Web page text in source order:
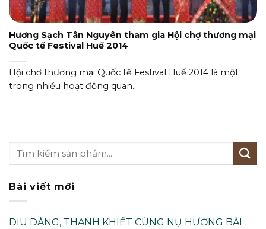
Hương Sạch Tân Nguyên tham gia Hội chợ thương mại
Quốc tế Festival Huế 2014
Hội chợ thương mại Quốc tế Festival Huế 2014 là một
trong nhiều hoạt động quan...
Bài viết mới
DỊU DÀNG, THANH KHIẾT CÙNG NỤ HƯƠNG BÀI